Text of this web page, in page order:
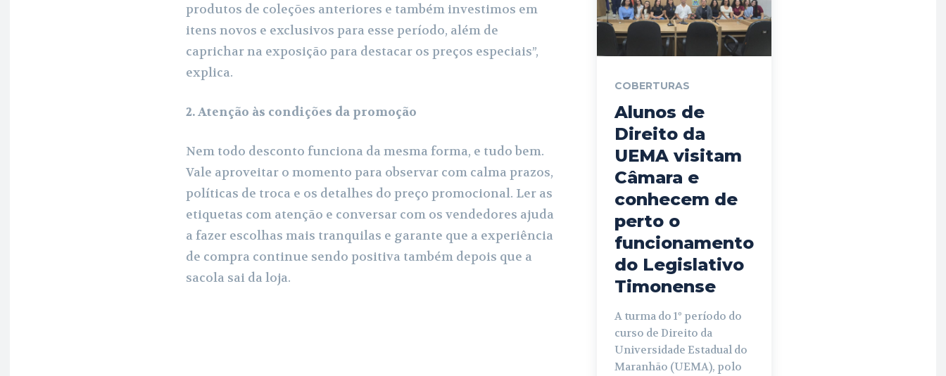
produtos de coleções anteriores e também investimos em
itens novos e exclusivos para esse período, além de
caprichar na exposição para destacar os preços especiais”,
explica.
2. Atenção às condições da promoção
Nem todo desconto funciona da mesma forma, e tudo bem.
Vale aproveitar o momento para observar com calma prazos,
políticas de troca e os detalhes do preço promocional. Ler as
etiquetas com atenção e conversar com os vendedores ajuda
a fazer escolhas mais tranquilas e garante que a experiência
de compra continue sendo positiva também depois que a
sacola sai da loja.
COBERTURAS
Alunos de
Direito da
UEMA visitam
Câmara e
conhecem de
perto o
funcionamento
do Legislativo
Timonense
A turma do 1º período do
curso de Direito da
Universidade Estadual do
Maranhão (UEMA), polo